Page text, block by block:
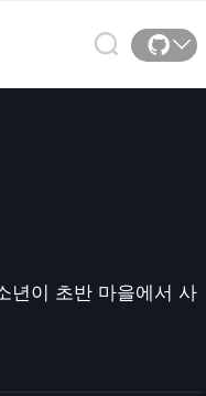
년이 초반 마을에서 사